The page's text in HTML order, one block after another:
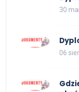
30
06